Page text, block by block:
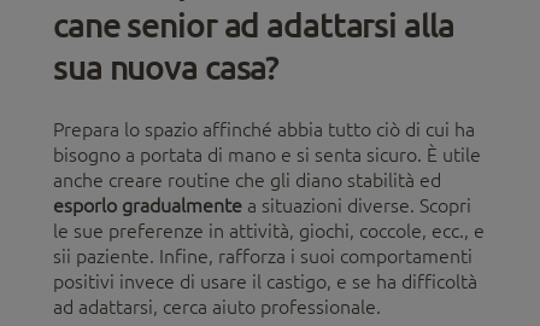
cane senior ad adattarsi alla
sua nuova casa?
Prepara lo spazio affinché abbia tutto ciò di cui ha
bisogno a portata di mano e si senta sicuro. È utile
anche creare routine che gli diano stabilità ed
esporlo gradualmente a situazioni diverse. Scopri
le sue preferenze in attività, giochi, coccole, ecc., e
sii paziente. Infine, rafforza i suoi comportamenti
positivi invece di usare il castigo, e se ha difficoltà
ad adattarsi, cerca aiuto professionale.